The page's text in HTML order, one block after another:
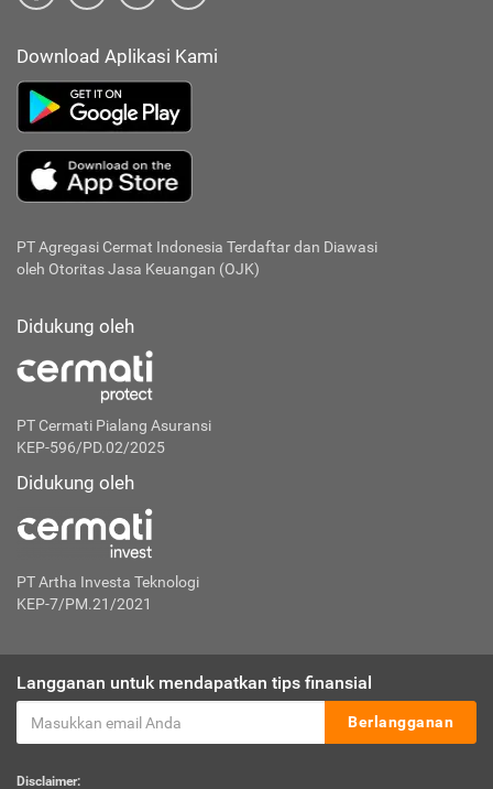
Download Aplikasi Kami
PT Agregasi Cermat Indonesia Terdaftar dan Diawasi
oleh Otoritas Jasa Keuangan (OJK)
Didukung oleh
PT Cermati Pialang Asuransi
KEP-596/PD.02/2025
Didukung oleh
PT Artha Investa Teknologi
KEP-7/PM.21/2021
Langganan untuk mendapatkan tips finansial
Berlangganan
Disclaimer: